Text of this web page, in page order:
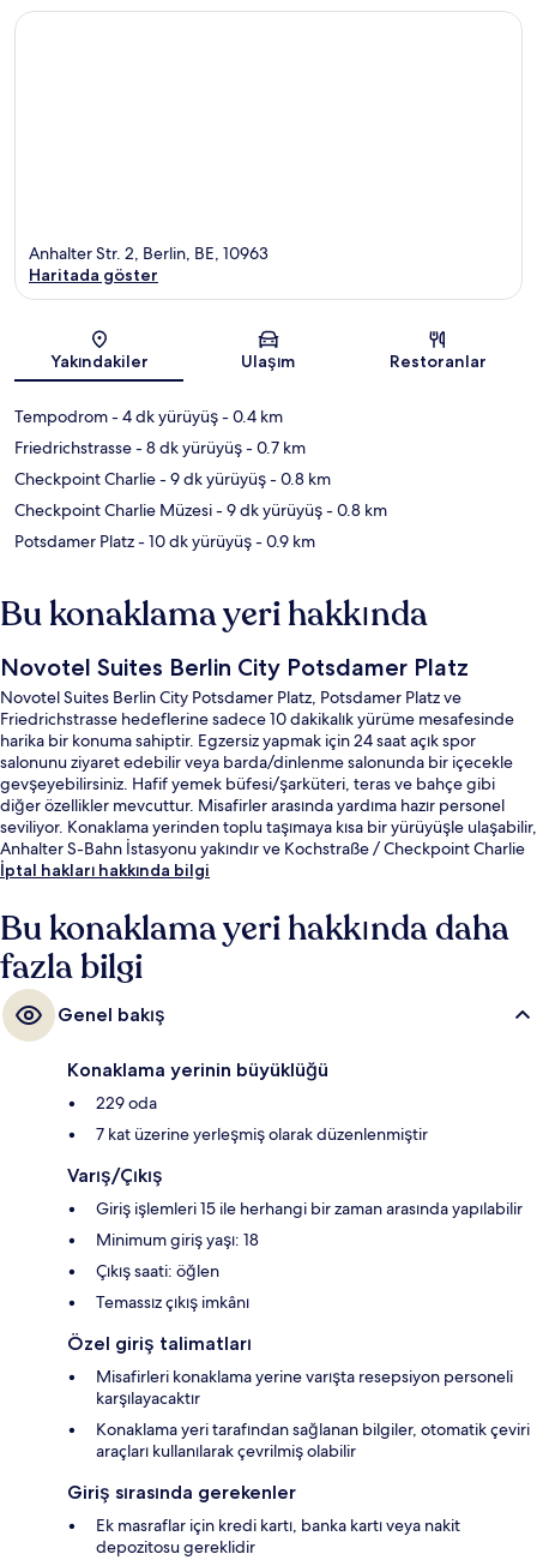
Harita
Anhalter Str. 2, Berlin, BE, 10963
Haritada göster
Yakındakiler Ulaşım Restoranlar
Tempodrom- 4 dk yürüyüş- 0.4 km
Friedrichstrasse- 8 dk yürüyüş- 0.7 km
Checkpoint Charlie- 9 dk yürüyüş- 0.8 km
Checkpoint Charlie Müzesi- 9 dk yürüyüş- 0.8 km
Potsdamer Platz- 10 dk yürüyüş- 0.9 km
Bu konaklama yeri hakkında
Novotel Suites Berlin City Potsdamer Platz
Novotel Suites Berlin City Potsdamer Platz, Potsdamer Platz ve
Friedrichstrasse hedeflerine sadece 10 dakikalık yürüme mesafesinde
harika bir konuma sahiptir. Egzersiz yapmak için 24 saat açık spor
salonunu ziyaret edebilir veya barda/dinlenme salonunda bir içecekle
gevşeyebilirsiniz. Hafif yemek büfesi/şarküteri, teras ve bahçe gibi
diğer özellikler mevcuttur. Misafirler arasında yardıma hazır personel
seviliyor. Konaklama yerinden toplu taşımaya kısa bir yürüyüşle ulaşabilir,
Anhalter S-Bahn İstasyonu yakındır ve Kochstraße / Checkpoint Charlie
U-Bahn İstasyonu 8 dakikalık yürüme mesafesindedir.
İptal hakları hakkında bilgi
Bu konaklama yeri hakkında daha
fazla bilgi
Genel bakış
Konaklama yerinin büyüklüğü
229 oda
7 kat üzerine yerleşmiş olarak düzenlenmiştir
Varış/Çıkış
Giriş işlemleri 15 ile herhangi bir zaman arasında yapılabilir
Minimum giriş yaşı: 18
Çıkış saati: öğlen
Temassız çıkış imkânı
Özel giriş talimatları
Misafirleri konaklama yerine varışta resepsiyon personeli
karşılayacaktır
Konaklama yeri tarafından sağlanan bilgiler, otomatik çeviri
araçları kullanılarak çevrilmiş olabilir
Giriş sırasında gerekenler
Ek masraflar için kredi kartı, banka kartı veya nakit
depozitosu gereklidir